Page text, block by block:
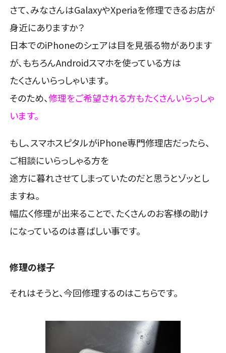
さて、みなさんはGalaxyやXperiaを修理できるお店が
身近にありますか？
日本でのiPhoneのシェアは目を見張る物があります
が、もちろんAndroidスマホを使っている方は
たくさんいらっしゃいます。
そのため、修理をご希望される方もたくさんいらっしゃ
います。
もし、スマホスピタルがiPhone専門修理店だったら、
ご相談にいらっしゃる方を
途方に暮れさせてしまっていたのだと思うとゾッとし
ますね。
幅広く修理が出来ることで、たくさんのお客様の助け
になっているのは喜ばしい事です。
修理の様子
それはそうと、今回修理するのはこちらです。